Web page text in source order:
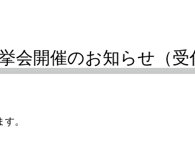
開催のお知らせ（受
。